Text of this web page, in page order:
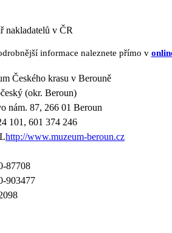
nakladatelů v ČR
informace naleznete přímo v
Českého krasu v Berouně
(okr. Beroun)
nám. 87, 266 01 Beroun
101, 601 374 246
http://www.muzeum-beroun.cz
87708
903477